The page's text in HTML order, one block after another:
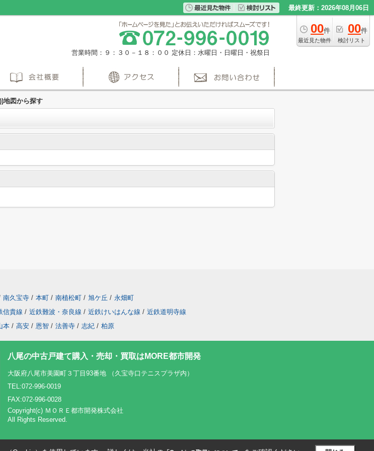
最終更新：2026年08月06日
00件
最近見た物件
00件
検討リスト
営業時間：９：３０－１８：００ 定休日：水曜日・日曜日・祝祭日
地図から探す
南久宝寺 / 本町 / 南植松町 / 旭ケ丘 / 永畑町
信貴線 / 近鉄難波・奈良線 / 近鉄けいはんな線 / 近鉄道明寺線
本 / 高安 / 恩智 / 法善寺 / 志紀 / 柏原
八尾の中古戸建て購入・売却・買取はMORE都市開発
大阪府八尾市美園町３丁目93番地 （久宝寺口テニスプラザ内）
TEL:072-996-0019
FAX:072-996-0028
Copyright(c) ＭＯＲＥ都市開発株式会社
All Rights Reserved.